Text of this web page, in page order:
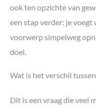
ook ten opzichte van
een stap verder: je
voorwerp simpelweg
doel.
Wat is het verschil
Dit is een vraag die veel